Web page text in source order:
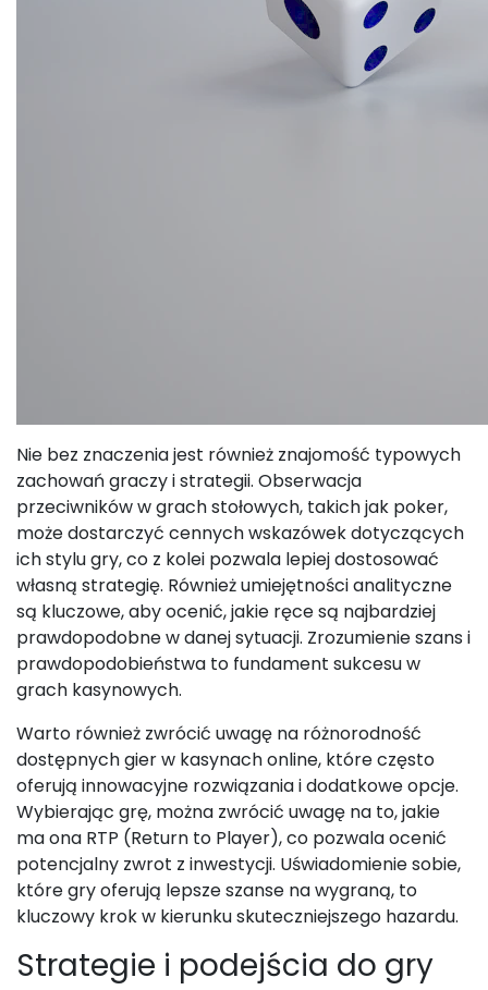
Nie bez znaczenia jest również znajomość typowych
zachowań graczy i strategii. Obserwacja
przeciwników w grach stołowych, takich jak poker,
może dostarczyć cennych wskazówek dotyczących
ich stylu gry, co z kolei pozwala lepiej dostosować
własną strategię. Również umiejętności analityczne
są kluczowe, aby ocenić, jakie ręce są najbardziej
prawdopodobne w danej sytuacji. Zrozumienie szans i
prawdopodobieństwa to fundament sukcesu w
grach kasynowych.
Warto również zwrócić uwagę na różnorodność
dostępnych gier w kasynach online, które często
oferują innowacyjne rozwiązania i dodatkowe opcje.
Wybierając grę, można zwrócić uwagę na to, jakie
ma ona RTP (Return to Player), co pozwala ocenić
potencjalny zwrot z inwestycji. Uświadomienie sobie,
które gry oferują lepsze szanse na wygraną, to
kluczowy krok w kierunku skuteczniejszego hazardu.
Strategie i podejścia do gry